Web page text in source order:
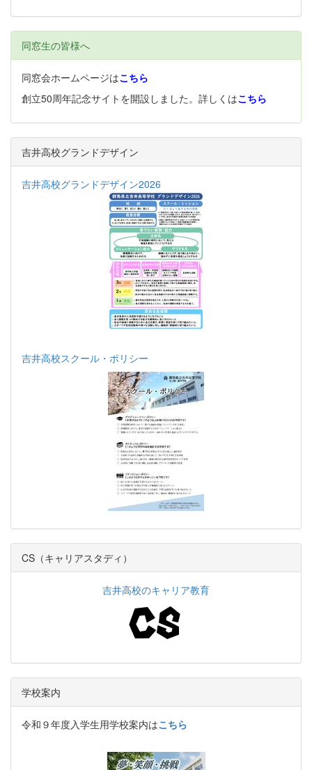
同窓生の皆様へ
同窓会ホームページはこちら
創立50周年記念サイトを開設しました。詳しくはこちら
吉井高校グランドデザイン
吉井高校グランドデザイン2026
吉井高校スクール・ポリシー
CS（キャリアスタディ）
吉井高校のキャリア教育
学校案内
令和９年度入学生用学校案内はこちら